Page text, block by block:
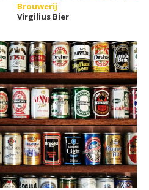
Brouwerij
Virgilius Bier